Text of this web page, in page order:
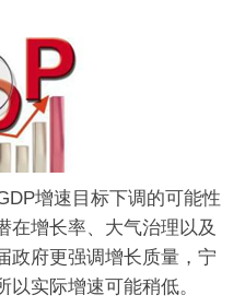
增速目标下调的可能性
在增长率、大气治理以及
政府更强调增长质量，宁
实际增速可能稍低。